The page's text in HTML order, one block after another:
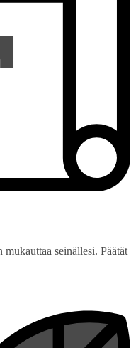
seinällesi. Päätät